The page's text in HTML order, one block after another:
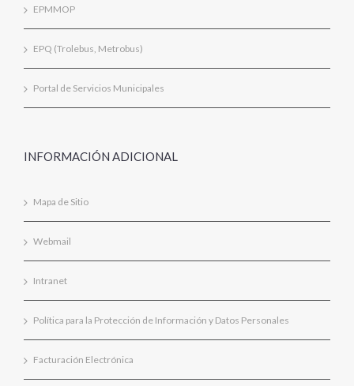
EPMMOP
EPQ (Trolebus, Metrobus)
Portal de Servicios Municipales
INFORMACIÓN ADICIONAL
Mapa de Sitio
Webmail
Intranet
Política para la Protección de Información y Datos Personales
Facturación Electrónica